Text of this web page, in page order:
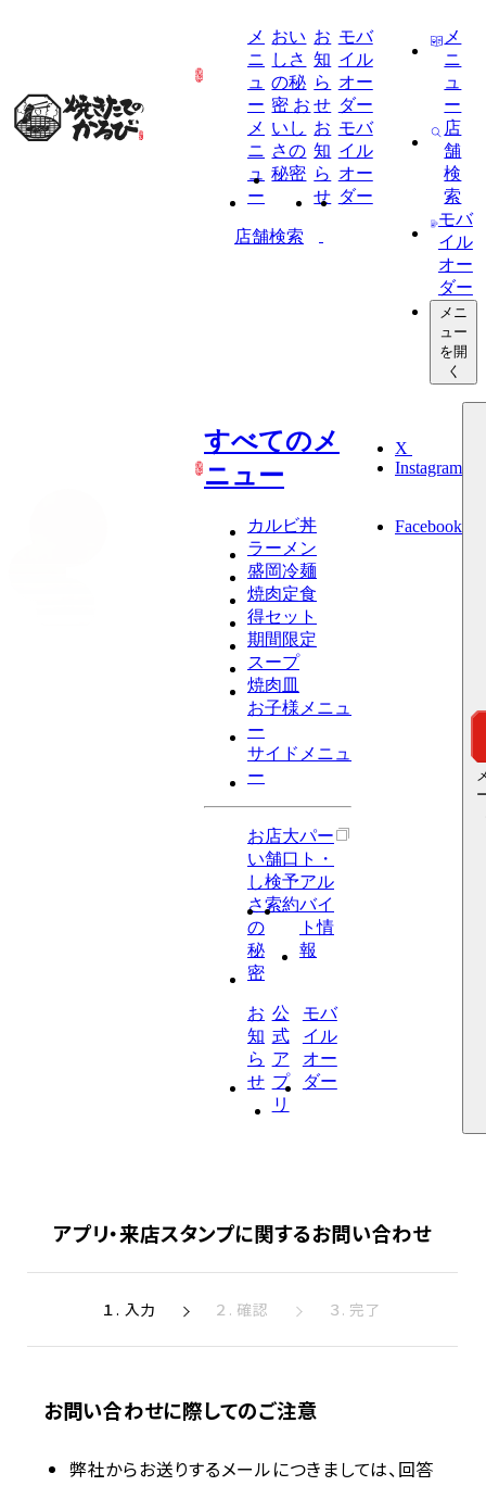
メ
ニ
ュ
ー
メ
ニ
ュ
ー
おい
しさ
の秘
密 お
いし
さの
秘密
お
知
ら
せ
お
知
ら
せ
モバ
イル
オー
ダー
モバ
イル
オー
ダー
店舗検索
メ
ニ
ュ
ー
店
舗
検
索
モバ
イル
オー
ダー
メニ
ュー
を開
く
すべてのメ
ニュー
カルビ丼
ラーメン
盛岡冷麺
焼肉定食
得セット
期間限定
スープ
焼肉皿
お子様メニュ
ー
サイドメニュ
ー
お
い
し
さ
の
秘
密
店
舗
検
索
大
口
予
約
パー
ト・
アル
バイ
ト情
報
お
知
ら
せ
公
式
ア
プ
リ
モバ
イル
オー
ダー
X
Instagram
Facebook